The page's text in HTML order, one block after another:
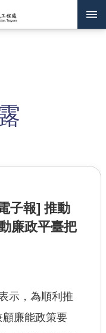
子報] 推動
廉政平臺把
示，為順利推
廉能政策要